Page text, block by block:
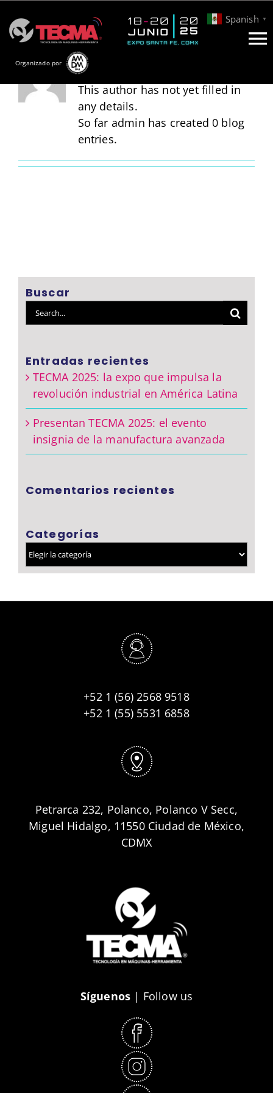
to
content
Spanish ▼
General
Conferencias
Organizado por About
This author has not yet filled in
any details.
So far admin has created 0 blog
entries.
Buscar
Search
for:
Entradas recientes
TECMA 2025: la expo que impulsa la
revolución industrial en América Latina
Presentan TECMA 2025: el evento
insignia de la manufactura avanzada
Comentarios recientes
Categorías
Categorías
+52 1 (56) 2568 9518
+52 1 (55) 5531 6858
Petrarca 232, Polanco, Polanco V Secc,
Miguel Hidalgo, 11550 Ciudad de México,
CDMX
Síguenos | Follow us